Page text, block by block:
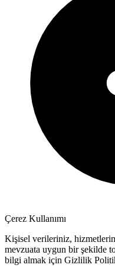
Çerez Kullanımı
Kişisel verileriniz,
mevzuata uygun bir şekilde
bilgi almak için Gizlilik